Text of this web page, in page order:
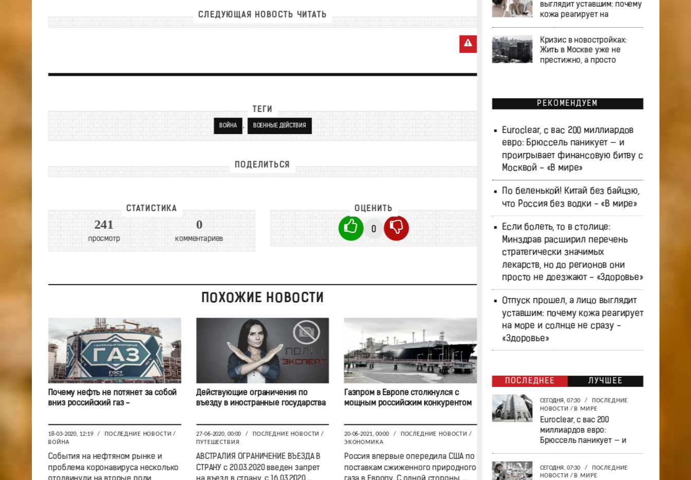
СЛЕДУЮЩАЯ НОВОСТЬ ЧИТАТЬ
ТЕГИ
ВОЙНА , ВОЕННЫЕ ДЕЙСТВИЯ
ПОДЕЛИТЬСЯ
СТАТИСТИКА
241
просмотр
0
комментариев
ОЦЕНИТЬ
0
ПОХОЖИЕ НОВОСТИ
Почему нефть не потянет за собой
вниз российский газ -
18-03-2020, 12:19 / ПОСЛЕДНИЕ НОВОСТИ /
ВОЙНА
События на нефтяном рынке и
проблема коронавируса несколько
Действующие ограничения по
въезду в иностранные государства
27-06-2020, 00:00 / ПОСЛЕДНИЕ НОВОСТИ /
ПУТЕШЕСТВИЯ
АВСТРАЛИЯ ОГРАНИЧЕНИЕ ВЪЕЗДА В
СТРАНУ с 20.03.2020 введен запрет
Газпром в Европе столкнулся с
мощным российским конкурентом
20-06-2021, 00:00 / ПОСЛЕДНИЕ НОВОСТИ /
ЭКОНОМИКА
Россия впервые опередила США по
поставкам сжиженного природного
выглядит уставшим: почему
кожа реагирует на
Кризис в новостройках:
Жить в Москве уже не
престижно, а просто
РЕКОМЕНДУЕМ
Euroclear, с вас 200 миллиардов
евро: Брюссель паникует — и
проигрывает финансовую битву с
Москвой - «В мире»
По беленькой! Китай без байцзю,
что Россия без водки - «В мире»
Если болеть, то в столице:
Минздрав расширил перечень
стратегически значимых
лекарств, но до регионов они
просто не доезжают - «Здоровье»
Отпуск прошел, а лицо выглядит
уставшим: почему кожа реагирует
на море и солнце не сразу -
«Здоровье»
ПОСЛЕДНЕЕ ЛУЧШЕЕ
СЕГОДНЯ, 07:30 /
ПОСЛЕДНИЕ
НОВОСТИ / В МИРЕ
Euroclear, с вас 200
миллиардов евро:
Брюссель паникует — и
СЕГОДНЯ, 07:30 /
ПОСЛЕДНИЕ
НОВОСТИ / В МИРЕ